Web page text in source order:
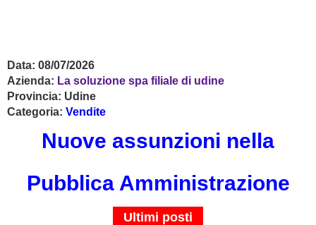
Data: 08/07/2026
Azienda: La soluzione spa filiale di udine
Provincia: Udine
Categoria: Vendite
Nuove assunzioni nella
Pubblica Amministrazione
Ultimi posti